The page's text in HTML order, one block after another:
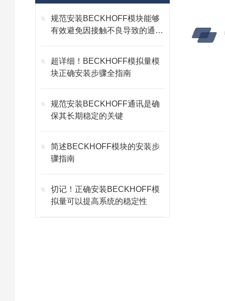
规范安装BECKHOFF模块能够
有效避免因接触不良导致的通讯
超详细！BECKHOFF模拟量模
块正确安装步骤全指南
规范安装BECKHOFF通讯是确
保其长期稳定的关键
简述BECKHOFF模块的安装步
骤指南
切记！正确安装BECKHOFF模
拟量可以提高系统的稳定性